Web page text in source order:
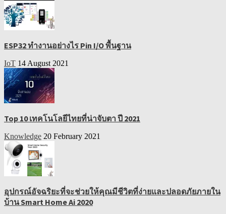
ESP32 ทำงานอย่างไร Pin I/O พื้นฐาน
IoT 14 August 2021
Top 10 เทคโนโลยีไทยที่น่าจับตา ปี 2021
Knowledge 20 February 2021
อุปกรณ์อัจฉริยะที่จะช่วยให้คุณมีชีวิตที่ง่ายและปลอดภัยภายใน
บ้าน Smart Home Ai 2020